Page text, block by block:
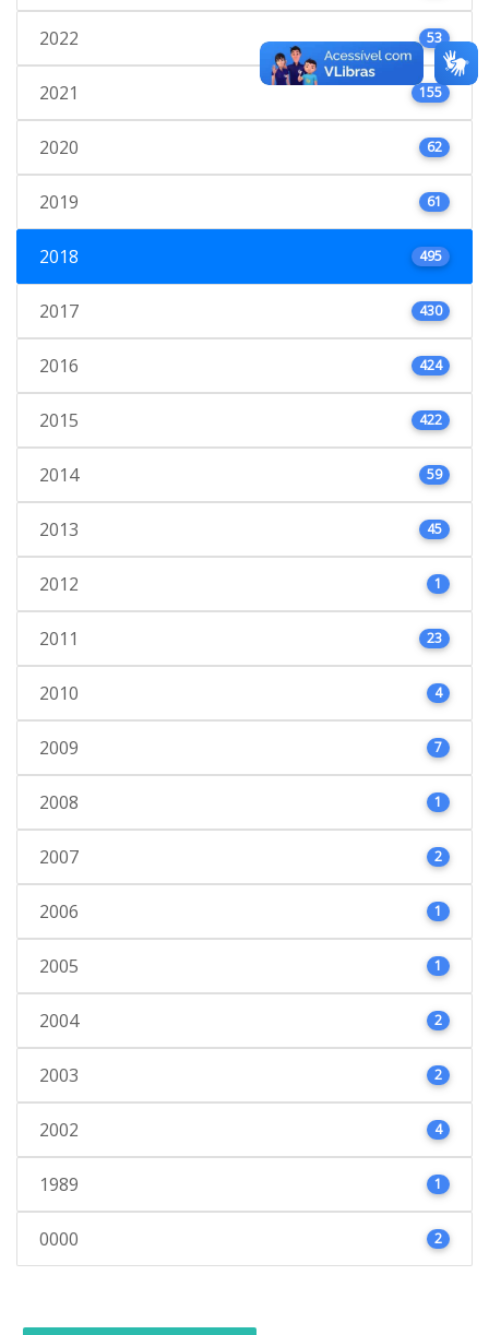
2022 53
2021 155
2020 62
2019 61
2018 495
2017 430
2016 424
2015 422
2014 59
2013 45
2012 1
2011 23
2010 4
2009 7
2008 1
2007 2
2006 1
2005 1
2004 2
2003 2
2002 4
1989 1
0000 2